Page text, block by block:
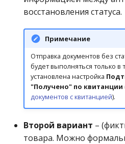
восстановления статуса.
Примечание
Отправка документов без
будет выполняться только в
установлена настройка
"Получено" по квитанции
документов с квитанцией).
Второй вариант –
товара. Можно